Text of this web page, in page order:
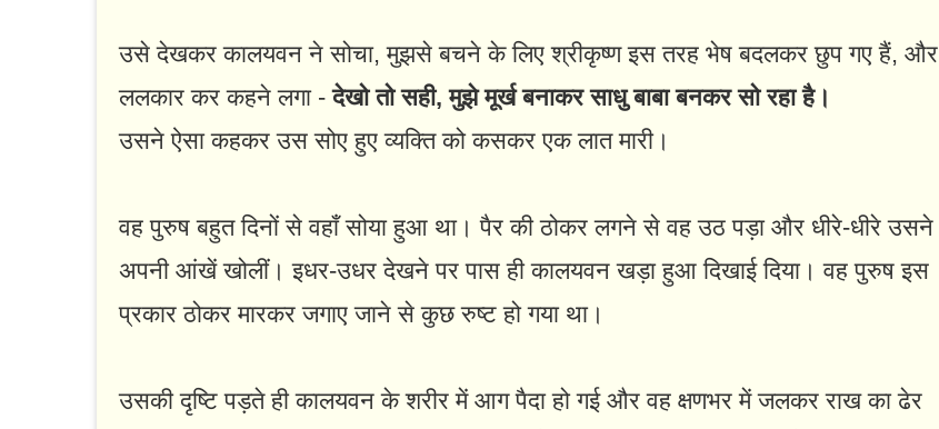
उसे देखकर कालयवन ने सोचा, मुझसे बचने के लिए श्रीकृष्ण इस तरह भेष बदलकर छुप गए हैं, और
ललकार कर कहने लगा -देखो तो सही, मुझे मूर्ख बनाकर साधु बाबा बनकर सो रहा है।
उसने ऐसा कहकर उस सोए हुए व्यक्ति को कसकर एक लात मारी।
वह पुरुष बहुत दिनों से वहाँ सोया हुआ था। पैर की ठोकर लगने से वह उठ पड़ा और धीरे-धीरे उसने
अपनी आंखें खोलीं। इधर-उधर देखने पर पास ही कालयवन खड़ा हुआ दिखाई दिया। वह पुरुष इस
प्रकार ठोकर मारकर जगाए जाने से कुछ रुष्ट हो गया था।
उसकी दृष्टि पड़ते ही कालयवन के शरीर में आग पैदा हो गई और वह क्षणभर में जलकर राख का ढेर